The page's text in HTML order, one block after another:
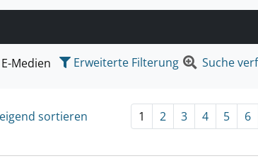
suchen wollen.
E-Medien Erweiterte Filterung Suche
sortieren 1 2 3 4 5 6